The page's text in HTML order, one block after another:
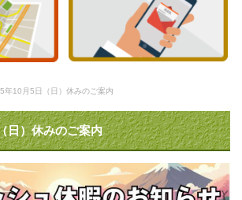
年10月5日（日）休みのご案内
日）休みのご案内